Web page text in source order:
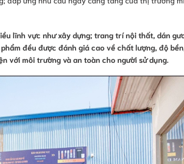
lĩnh vực như xây dựng; trang trí nội thất, dán
đều được đánh giá cao về chất lượng, độ
với môi trường và an toàn cho người sử dụng.